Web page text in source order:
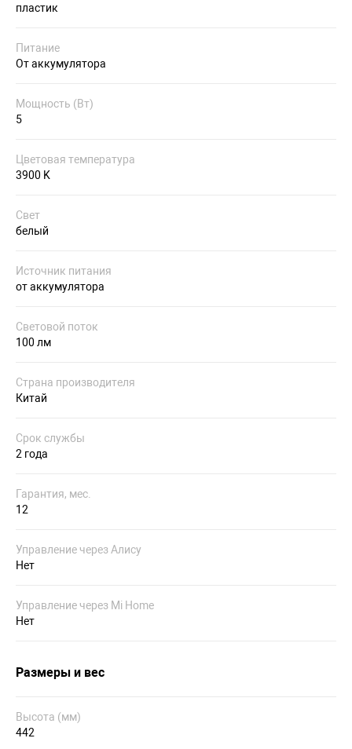
пластик
Питание
От аккумулятора
Мощность (Вт)
5
Цветовая температура
3900 K
Свет
белый
Источник питания
от аккумулятора
Световой поток
100 лм
Страна производителя
Китай
Срок службы
2 года
Гарантия, мес.
12
Управление через Алису
Нет
Управление через Mi Home
Нет
Размеры и вес
Высота (мм)
442